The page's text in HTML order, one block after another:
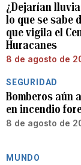
¿Dejarían lluvia
lo que se sabe
que vigila el
Huracanes
8 de agosto de
SEGURIDAD
Bomberos aún
en incendio
8 de agosto de
MUNDO